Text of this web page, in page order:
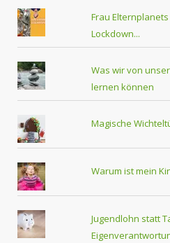
Frau
Lockdown...
Was wir von
lernen können
Magische
Warum ist mein
Jugendlohn statt